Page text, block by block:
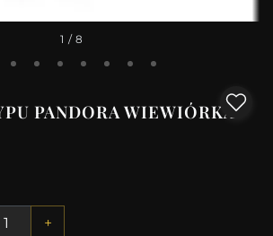
1 / 8
PANDORA WIEWIÓRKA
+